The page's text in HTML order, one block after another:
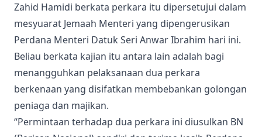
Zahid Hamidi berkata perkara itu dipersetujui dalam
mesyuarat Jemaah Menteri yang dipengerusikan
Perdana Menteri Datuk Seri Anwar Ibrahim hari ini.
Beliau berkata kajian itu antara lain adalah bagi
menangguhkan pelaksanaan dua perkara
berkenaan yang disifatkan membebankan golongan
peniaga dan majikan.
“Permintaan terhadap dua perkara ini diusulkan BN